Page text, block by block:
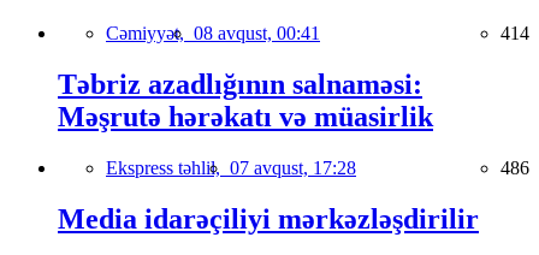
Cəmiyyət, 08 avqust, 00:41 414
Təbriz azadlığının salnaməsi:
Məşrutə hərəkatı və müasirlik
Ekspress təhlil, 07 avqust, 17:28 486
Media idarəçiliyi mərkəzləşdirilir